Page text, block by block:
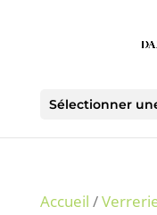
Sélectionner
Accueil /